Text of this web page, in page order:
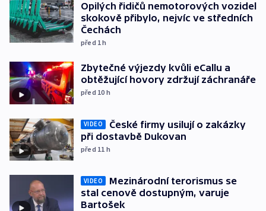
Opilých řidičů nemotorových vozidel
skokově přibylo, nejvíc ve středních
Čechách
před 1h
Zbytečné výjezdy kvůli eCallu a
obtěžující hovory zdržují záchranáře
před 10 h
VIDEO
České firmy usilují o zakázky
při dostavbě Dukovan
před 11 h
VIDEO
Mezinárodní terorismus se
stal cenově dostupným, varuje
Bartošek